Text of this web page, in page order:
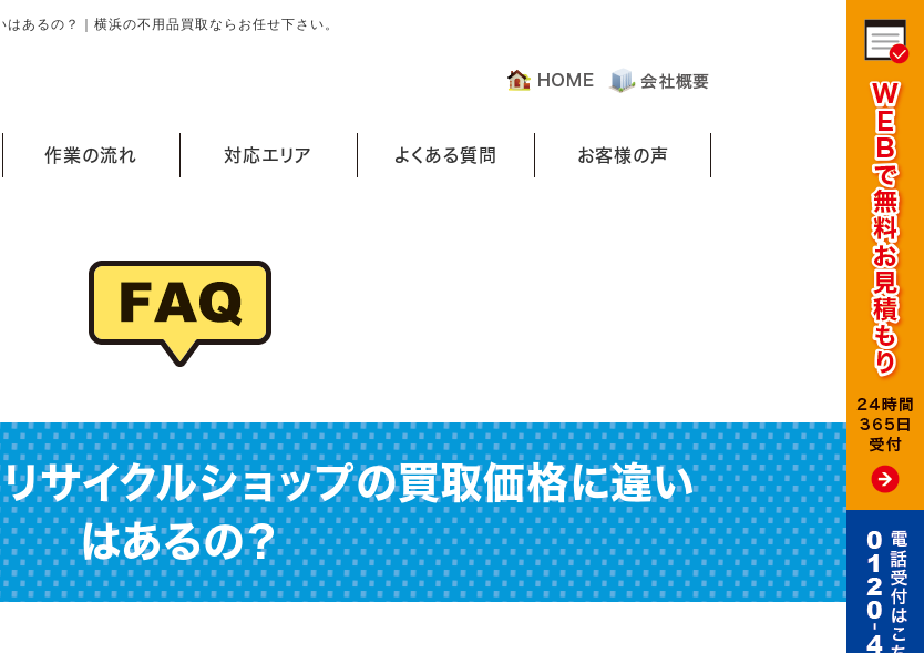
あるの？｜横浜の不用品買取ならお任せ下さい。
作業の流れ 対応エリア よくある質問 お客様の声
サイクルショップの買取価格に違い
はあるの？